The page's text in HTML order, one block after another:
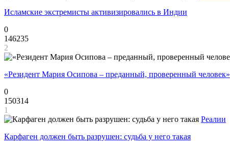
Исламские экстремисты активизировались в Индии
0
146235
2
«Резидент Мария Осипова – преданный, проверенный человек»
0
150314
1
Реалии
Карфаген должен быть разрушен: судьба у него такая